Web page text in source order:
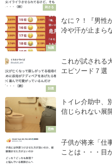
刺さる
知識
なに？！『男性
冷や汗が止まら
話題
これが試される
エピソード７選
恐怖
トイレ介助中、
信じられない展
子供が将来「仕
ことは・・・目